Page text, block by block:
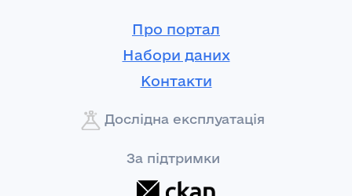
Про портал
Набори даних
Контакти
Дослідна експлуатація
За підтримки